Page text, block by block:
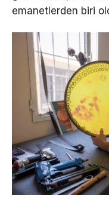
emanetlerden biri